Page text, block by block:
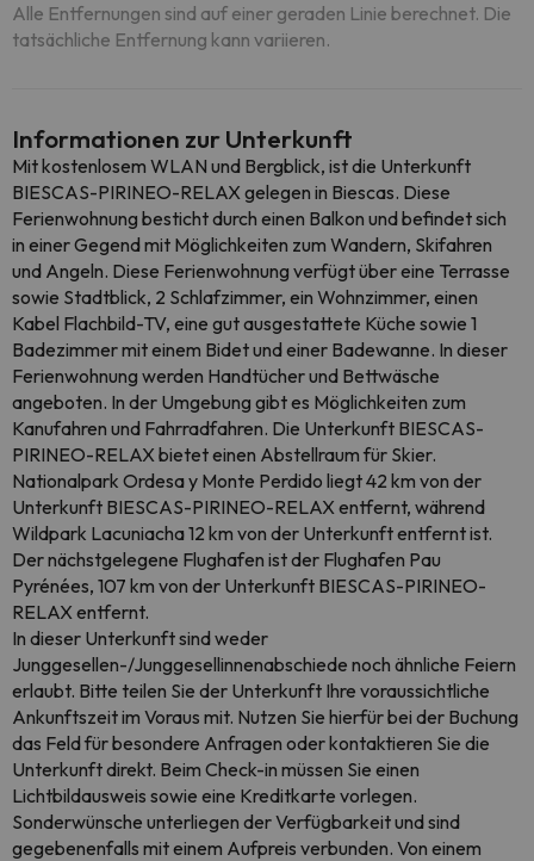
Alle Entfernungen sind auf einer geraden Linie berechnet. Die
tatsächliche Entfernung kann variieren.
Informationen zur Unterkunft
Mit kostenlosem WLAN und Bergblick, ist die Unterkunft
BIESCAS-PIRINEO-RELAX gelegen in Biescas. Diese
Ferienwohnung besticht durch einen Balkon und befindet sich
in einer Gegend mit Möglichkeiten zum Wandern, Skifahren
und Angeln. Diese Ferienwohnung verfügt über eine Terrasse
sowie Stadtblick, 2 Schlafzimmer, ein Wohnzimmer, einen
Kabel Flachbild-TV, eine gut ausgestattete Küche sowie 1
Badezimmer mit einem Bidet und einer Badewanne. In dieser
Ferienwohnung werden Handtücher und Bettwäsche
angeboten. In der Umgebung gibt es Möglichkeiten zum
Kanufahren und Fahrradfahren. Die Unterkunft BIESCAS-
PIRINEO-RELAX bietet einen Abstellraum für Skier.
Nationalpark Ordesa y Monte Perdido liegt 42 km von der
Unterkunft BIESCAS-PIRINEO-RELAX entfernt, während
Wildpark Lacuniacha 12 km von der Unterkunft entfernt ist.
Der nächstgelegene Flughafen ist der Flughafen Pau
Pyrénées, 107 km von der Unterkunft BIESCAS-PIRINEO-
RELAX entfernt.
In dieser Unterkunft sind weder
Junggesellen-/Junggesellinnenabschiede noch ähnliche Feiern
erlaubt. Bitte teilen Sie der Unterkunft Ihre voraussichtliche
Ankunftszeit im Voraus mit. Nutzen Sie hierfür bei der Buchung
das Feld für besondere Anfragen oder kontaktieren Sie die
Unterkunft direkt. Beim Check-in müssen Sie einen
Lichtbildausweis sowie eine Kreditkarte vorlegen.
Sonderwünsche unterliegen der Verfügbarkeit und sind
gegebenenfalls mit einem Aufpreis verbunden. Von einem